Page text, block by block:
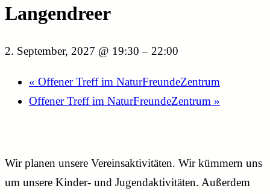
Langendreer
2. September, 2027 @ 19:30 – 22:00
« Offener Treff im NaturFreundeZentrum
Offener Treff im NaturFreundeZentrum »
Wir planen unsere Vereinsaktivitäten. Wir kümmern uns
um unsere Kinder- und Jugendaktivitäten. Außerdem